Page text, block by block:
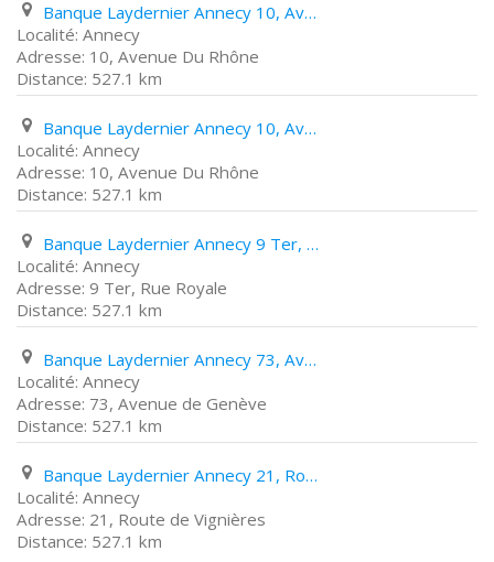
Banque Laydernier Annecy 10, Avenue Du Rhône
Annecy
10, Avenue Du Rhône
527.1 km
Banque Laydernier Annecy 10, Avenue Du Rhône
Annecy
10, Avenue Du Rhône
527.1 km
Banque Laydernier Annecy 9 Ter, Rue Royale
Annecy
9 Ter, Rue Royale
527.1 km
Banque Laydernier Annecy 73, Avenue de Genève
Annecy
73, Avenue de Genève
527.1 km
Banque Laydernier Annecy 21, Route de Vignières
Annecy
21, Route de Vignières
527.1 km